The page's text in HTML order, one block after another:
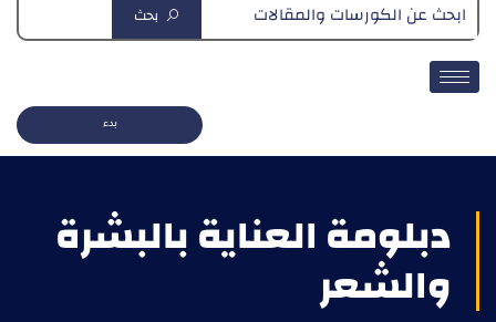
بحث
بدء
دبلومة العناية بالبشرة
والشعر